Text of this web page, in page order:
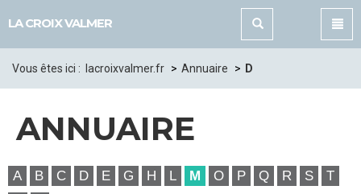
LA CROIX VALMER
Vous êtes ici : lacroixvalmer.fr Annuaire D
ANNUAIRE
A B C D E G H L M O P Q R S
T